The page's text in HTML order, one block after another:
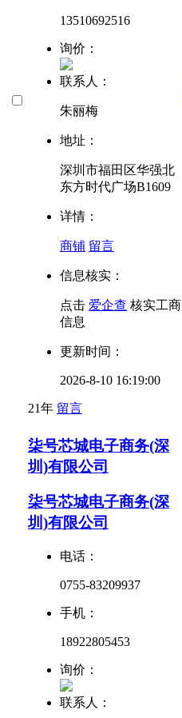
13510692516
询价：
联系人：
朱丽梅
地址：
深圳市福田区华强北
东方时代广场B1609
详情：
商铺 留言
信息核实：
点击 爱企查 核实工商
信息
更新时间：
2026-8-10 16:19:00
21年 留言
柒号芯城电子商务(深
圳)有限公司
柒号芯城电子商务(深
圳)有限公司
电话：
0755-83209937
手机：
18922805453
询价：
联系人：